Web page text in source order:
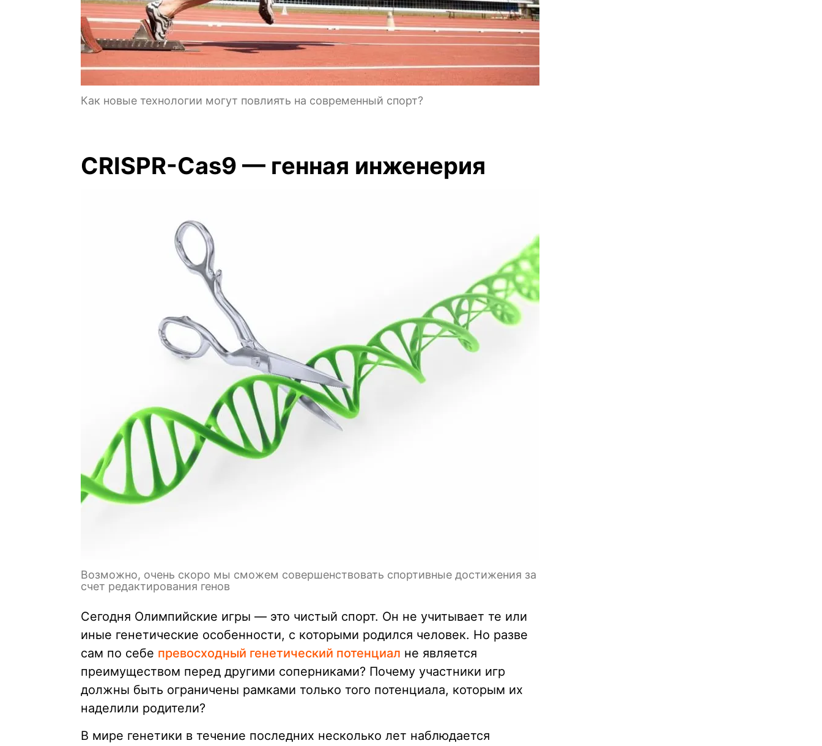
Как новые технологии могут повлиять на современный спорт?
CRISPR-Cas9 — генная инженерия
Возможно, очень скоро мы сможем совершенствовать спортивные достижения за
счет редактирования генов
Сегодня Олимпийские игры — это чистый спорт. Он не учитывает те или
иные генетические особенности, с которыми родился человек. Но разве
сам по себе превосходный генетический потенциал не является
преимуществом перед другими соперниками? Почему участники игр
должны быть ограничены рамками только того потенциала, которым их
наделили родители?
В мире генетики в течение последних несколько лет наблюдается